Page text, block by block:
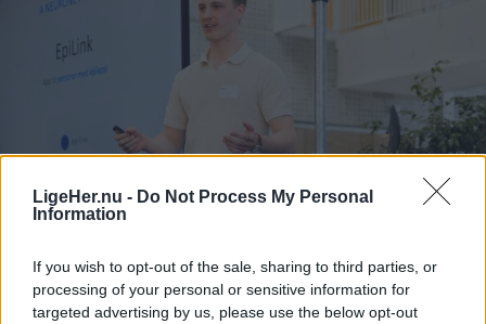
LigeHer.nu - Do Not Process My Personal
Information
If you wish to opt-out of the sale, sharing to third parties, or
processing of your personal or sensitive information for
targeted advertising by us, please use the below opt-out
fulgte efter hvalpen, skriver styrelsen.
Ifølge styrelsen har eksperter fra Nationalt Center
for Miljø og Energi (DCE) under Aarhus Universitet
og Naturhistorisk Museum Aarhus vurderet, at
situationen ikke var farlig, og at ulvens adfærd
fandt sted for at få løberen væk fra ulvehvalpen.
anbefaler myndigheder, at borgerne holder sig fra
området, indtil hændelsen er undersøgt nærmere.
Mennesker
Fra diagnose til iværksætterdrøm:
Jakob har udviklet noget stort